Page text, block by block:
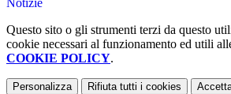
Notizie
Questo sito o gli strumenti terzi da questo
cookie necessari al funzionamento ed utili
COOKIE POLICY.
Personalizza Rifiuta tutti i cookies